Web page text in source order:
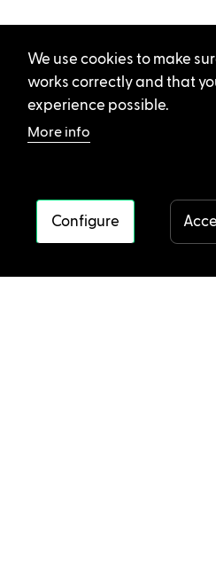
We use cookies to make
works correctly and that
experience possible.
More info
Configure